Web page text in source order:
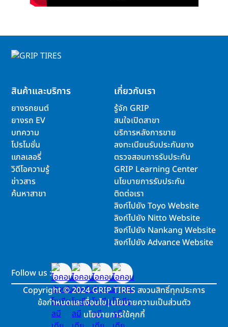
สินค้าและบริการ
ยางรถยนต์
ยางรถ EV
บทความ
โปรโมชั่น
แกลเลอรี่
วิดีโอความรู้
ข่าวสาร
ค้นหาสาขา
เกี่ยวกับเรา
รู้จัก GRIP
สนใจเปิดสาขา
บริการหลังการขาย
ลงทะเบียนรับประกันยาง
ตรวจสอบการรับประกัน
GRIP Learning Center
นโยบายการรับประกัน
ติดต่อเรา
ลิงก์ไปยัง Toyo Website
ลิงก์ไปยัง Nitto Website
ลิงก์ไปยัง Nankang Website
ลิงก์ไปยัง Advance Website
Follow us :
Copyright©2024 GRIP TIRES สงวนสิทธิ์ทุกประการ
ข้อกำหนดและเงื่อนไข|นโยบายความเป็นส่วนตัว
นโยบายการใช้คุกกี้